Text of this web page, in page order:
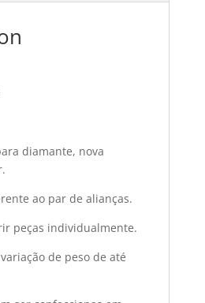
diamante, nova
ao par de alianças.
peças individualmente.
de peso de até